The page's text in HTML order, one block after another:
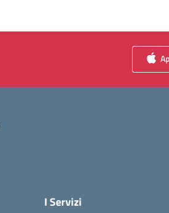
I Servizi